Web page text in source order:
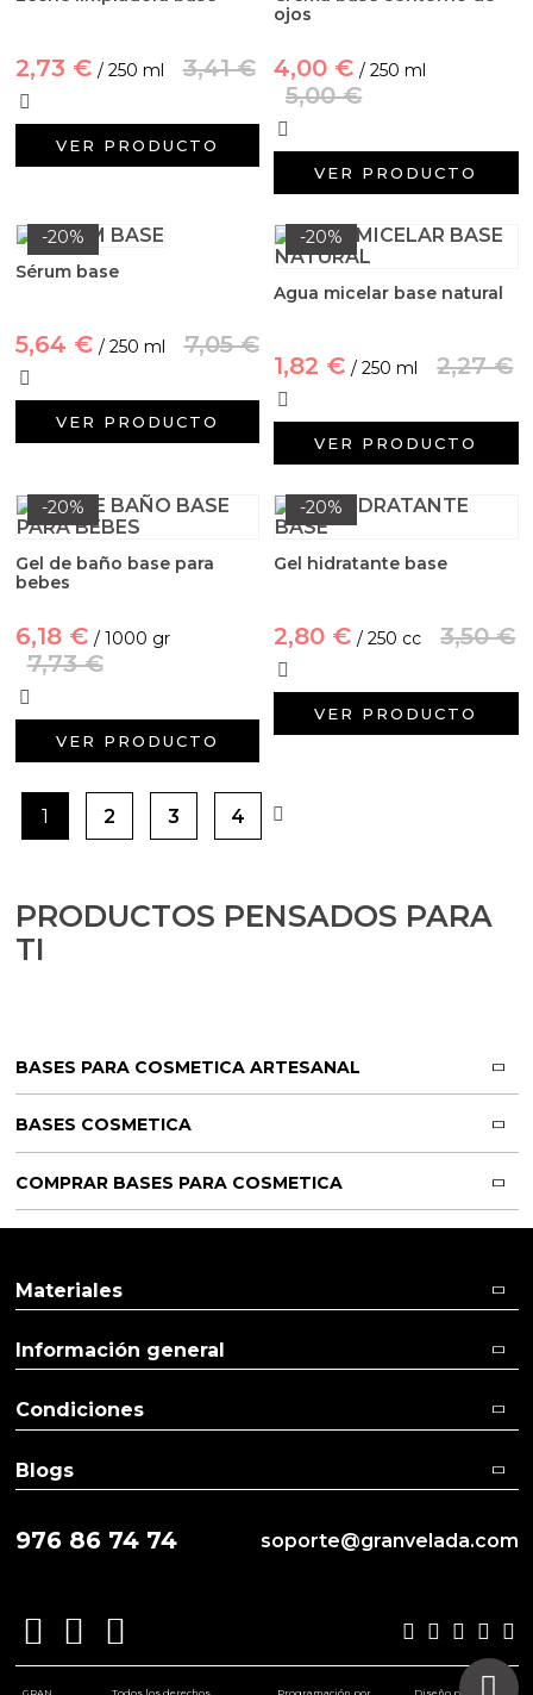
2,73 € / 250 ml 3,41 €
VER PRODUCTO
ojos
4,00 € / 250 ml
5,00 €
VER PRODUCTO
-20%
Sérum base
5,64 € / 250 ml 7,05 €
VER PRODUCTO
-20%
Agua micelar base natural
1,82 € / 250 ml 2,27 €
VER PRODUCTO
-20%
Gel de baño base para
bebes
6,18 € / 1000 gr
7,73 €
VER PRODUCTO
-20%
Gel hidratante base
2,80 € / 250 cc 3,50 €
VER PRODUCTO
1 2 3 4
PRODUCTOS PENSADOS PARA
TI
BASES PARA COSMETICA ARTESANAL
BASES COSMETICA
COMPRAR BASES PARA COSMETICA
976 86 74 74 soporte@granvelada.com
Materiales
Información general
Condiciones
Blogs